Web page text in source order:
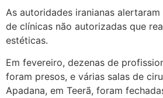
As autoridades iranianas
de clínicas não autorizadas que
estéticas.
Em fevereiro, dezenas de
foram presos, e várias salas de
Apadana, em Teerã, foram